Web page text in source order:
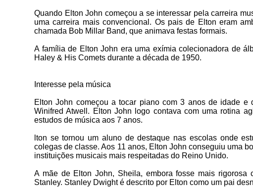
Quando Elton John começou a se interessar pela carreira
uma carreira mais convencional. Os pais de Elton eram
chamada Bob Millar Band, que animava festas formais.
A família de Elton John era uma exímia colecionadora de
Haley & His Comets durante a década de 1950.
Interesse pela música
Elton John começou a tocar piano com 3 anos de idade
Winifred Atwell. Elton John logo contava com uma rotina
estudos de música aos 7 anos.
lton se tornou um aluno de destaque nas escolas onde
colegas de classe. Aos 11 anos, Elton John conseguiu uma
instituições musicais mais respeitadas do Reino Unido.
A mãe de Elton John, Sheila, embora fosse mais
Stanley. Stanley Dwight é descrito por Elton como um pai